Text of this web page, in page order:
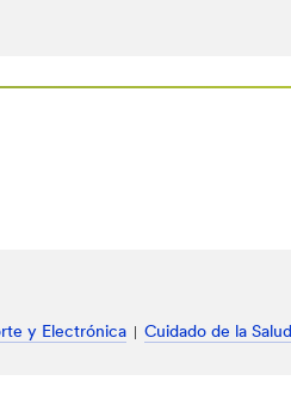
y Electrónica Cuidado de la Salud